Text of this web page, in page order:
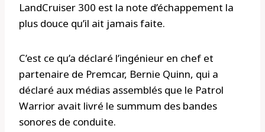
LandCruiser 300 est la note d’échappement la
plus douce qu’il ait jamais faite.
C’est ce qu’a déclaré l’ingénieur en chef et
partenaire de Premcar, Bernie Quinn, qui a
déclaré aux médias assemblés que le Patrol
Warrior avait livré le summum des bandes
sonores de conduite.